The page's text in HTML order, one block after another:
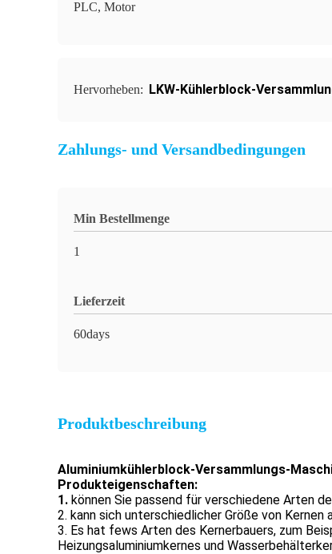
PLC, Motor
Hervorheben: LKW-Kühlerblock-
Zahlungs- und Versandbedingungen
Min Bestellmenge
1
Lieferzeit
60days
Produktbeschreibung
Aluminiumkühlerblock-Versammlungs-
Produkteigenschaften:
1. können Sie passend für verschiedene Arten
2. kann sich unterschiedlicher Größe von Kernen
3. Es hat fews Arten des Kernerbauers, zum
Heizungsaluminiumkernes und